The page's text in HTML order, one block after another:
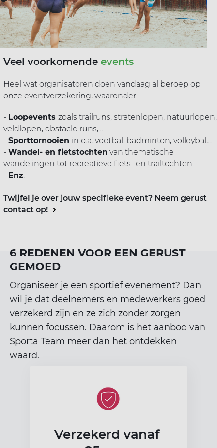
Veel voorkomende events
Heel wat organisatoren doen vandaag al beroep op
onze eventverzekering, waaronder:
- Loopevents zoals trailruns, stratenlopen, natuurlopen,
veldlopen, obstacle runs,…
- Sporttornooien in o.a. voetbal, badminton, volleybal,…
- Wandel- en fietstochten van thematische
wandelingen tot recreatieve fiets- en trailtochten
- Enz.
Twijfel je over jouw specifieke event? Neem gerust
contact op!
6 REDENEN VOOR EEN GERUST
GEMOED
Organiseer je een sportief evenement? Dan
wil je dat deelnemers en medewerkers goed
verzekerd zijn en ze zich zonder zorgen
kunnen focussen. Daarom is het aanbod van
Sporta Team meer dan het ontdekken
waard.
Verzekerd vanaf